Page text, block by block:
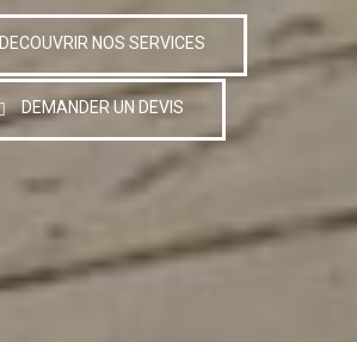
DECOUVRIR NOS SERVICES
DEMANDER UN DEVIS